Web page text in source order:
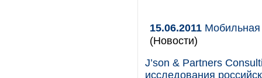
15.06.2011 Мобильная
(Новости)
J’son & Partners
исследования